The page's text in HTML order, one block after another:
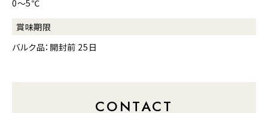
0～5℃
賞味期限
バルク品：開封前 25日
CONTACT